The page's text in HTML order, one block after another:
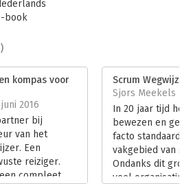
book
Van Haren Publishing
7-2024
practice
kompas voor
2016
bij
van het
Een
reiziger.
compleet
Scrum Wegwijzer
Sjors Meekels |
In 20 jaar tijd
bewezen en
facto standaard
vakgebied van
Ondanks dit
veel organisaties